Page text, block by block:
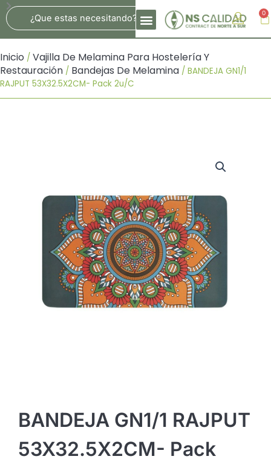
Al
Contenido
Search 0
Inicio / Vajilla De Melamina Para Hostelería Y
Restauración / Bandejas De Melamina / BANDEJA GN1/1
RAJPUT 53X32.5X2CM- Pack 2u/c
BANDEJA GN1/1 RAJPUT
53X32.5X2CM- Pack